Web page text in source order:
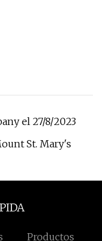
el 27/8/2023
St. Mary's
Productos